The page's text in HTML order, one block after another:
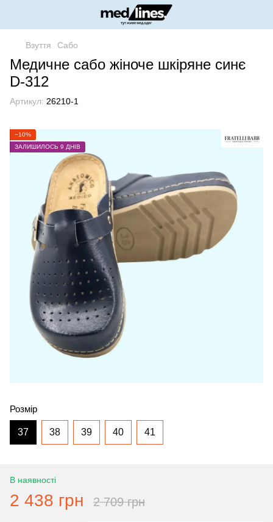
Взуття Сабо
Медичне сабо жіноче шкіряне синє
D-312
Артикул: 26210-1
−10%
ЗАЛИШИЛОСЬ 9 ДНІВ
Розмір
37 38 39 40 41
В наявності
2 438 грн 2 709 грн